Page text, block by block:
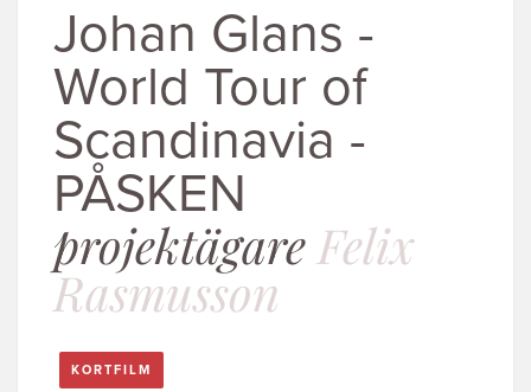
Johan Glans -
World Tour of
Scandinavia -
PÅSKEN
projektägare Felix
Rasmusson
KORTFILM